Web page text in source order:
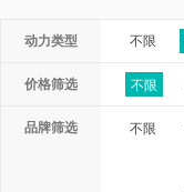
动力类型 不限
价格筛选 不限
品牌筛选 不限